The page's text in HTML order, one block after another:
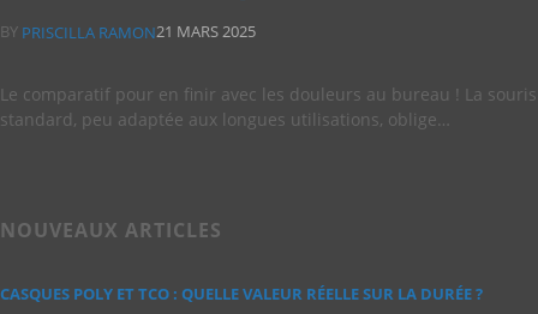
BY PRISCILLA RAMON21 MARS 2025
Le comparatif pour en finir avec les douleurs au bureau ! La souris
standard, peu adaptée aux longues utilisations, oblige…
NOUVEAUX ARTICLES
CASQUES POLY ET TCO : QUELLE VALEUR RÉELLE SUR LA DURÉE ?